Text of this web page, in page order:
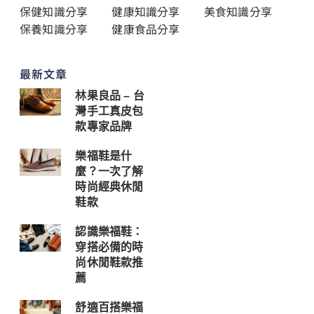
保健知識分享 健康知識分享
美食知識分享
保養知識分享
健康食品分享
最新文章
林果良品 – 台
灣手工真皮包
款專家品牌
樂福鞋是什
麼？一次了解
時尚經典休閒
鞋款
認識樂福鞋：
穿搭必備的時
尚休閒鞋款推
薦
舒適百搭樂福